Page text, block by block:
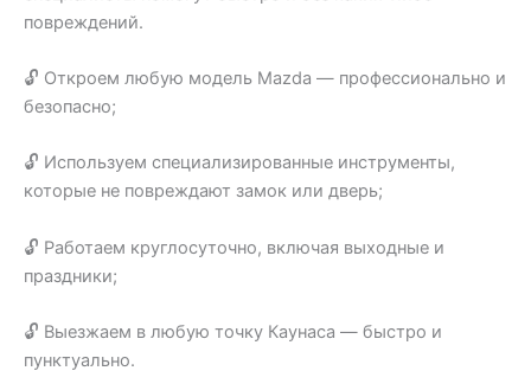
повреждений.
🔓 Откроем любую модель Mazda — профессионально и
безопасно;
🔓 Используем специализированные инструменты,
которые не повреждают замок или дверь;
🔓 Работаем круглосуточно, включая выходные и
праздники;
🔓 Выезжаем в любую точку Каунаса — быстро и
пунктуально.